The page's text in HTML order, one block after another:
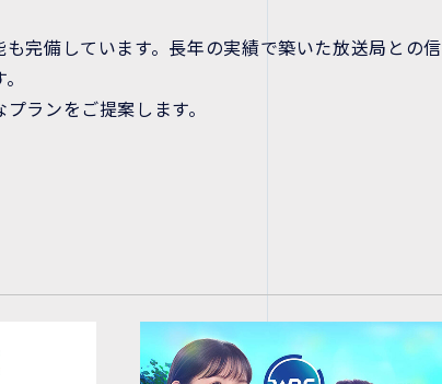
完備しています。長年の実績で築いた放送局との信
ランをご提案します。